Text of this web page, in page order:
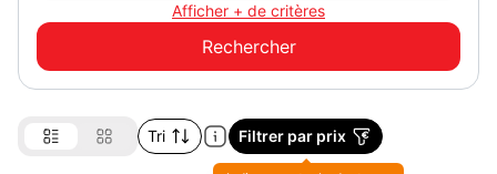
Afficher + de critères
Tri Filtrer par prix